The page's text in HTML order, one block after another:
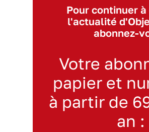
Pour continuer
l'actualité
abonnez-
Votre
papier et
à partir de
an :